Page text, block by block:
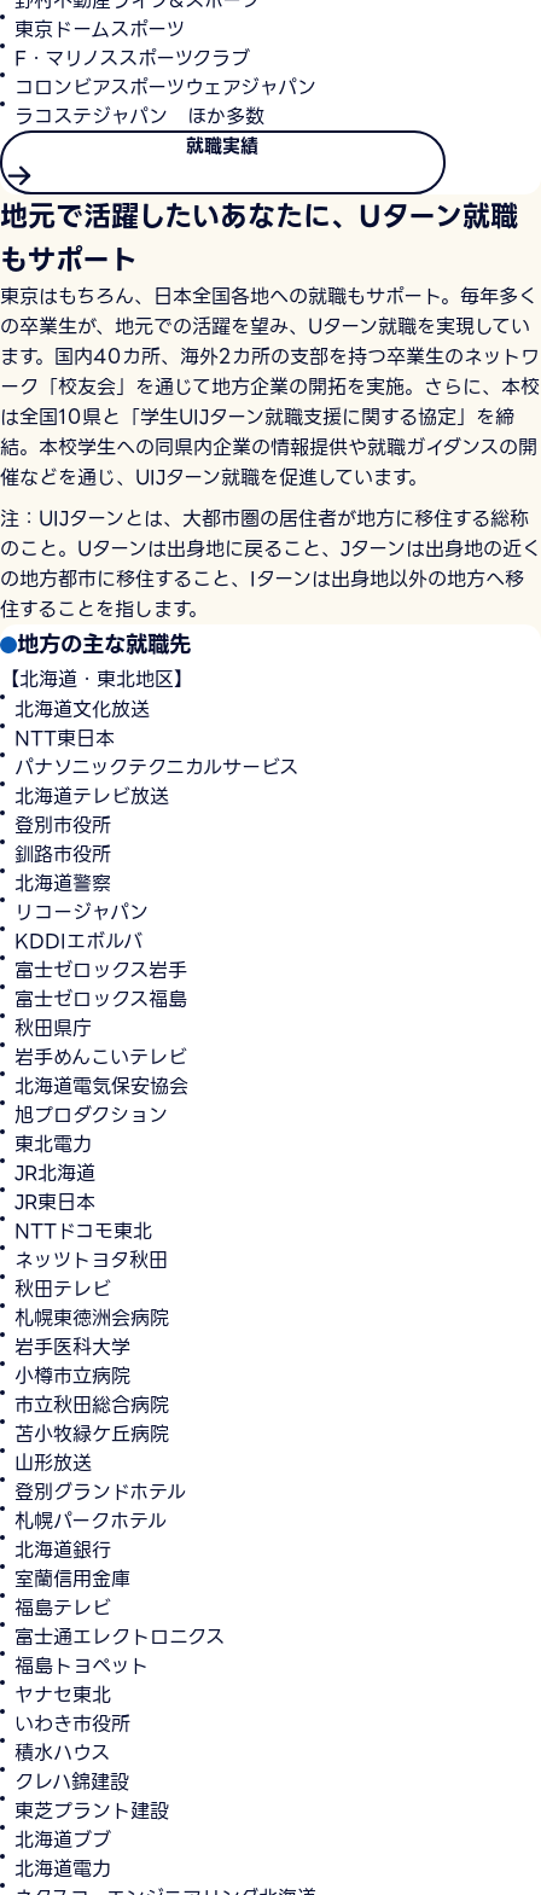
東京ドームスポーツ
F・マリノススポーツクラブ
コロンビアスポーツウェアジャパン
ラコステジャパン ほか多数
就職実績
地元で活躍したいあなたに、Uターン就職
もサポート
東京はもちろん、日本全国各地への就職もサポート。毎年多く
の卒業生が、地元での活躍を望み、Uターン就職を実現してい
ます。国内40カ所、海外2カ所の支部を持つ卒業生のネットワ
ーク「校友会」を通じて地方企業の開拓を実施。さらに、本校
は全国10県と「学生UIJターン就職支援に関する協定」を締
結。本校学生への同県内企業の情報提供や就職ガイダンスの開
催などを通じ、UIJターン就職を促進しています。
注：UIJターンとは、大都市圏の居住者が地方に移住する総称
のこと。Uターンは出身地に戻ること、Jターンは出身地の近く
の地方都市に移住すること、Iターンは出身地以外の地方へ移
住することを指します。
地方の主な就職先
【北海道・東北地区】
北海道文化放送
NTT東日本
パナソニックテクニカルサービス
北海道テレビ放送
登別市役所
釧路市役所
北海道警察
リコージャパン
KDDIエボルバ
富士ゼロックス岩手
富士ゼロックス福島
秋田県庁
岩手めんこいテレビ
北海道電気保安協会
旭プロダクション
東北電力
JR北海道
JR東日本
NTTドコモ東北
ネッツトヨタ秋田
秋田テレビ
札幌東徳洲会病院
岩手医科大学
小樽市立病院
市立秋田総合病院
苫小牧緑ケ丘病院
山形放送
登別グランドホテル
札幌パークホテル
北海道銀行
室蘭信用金庫
福島テレビ
富士通エレクトロニクス
福島トヨペット
ヤナセ東北
いわき市役所
積水ハウス
クレハ錦建設
東芝プラント建設
北海道ブブ
北海道電力